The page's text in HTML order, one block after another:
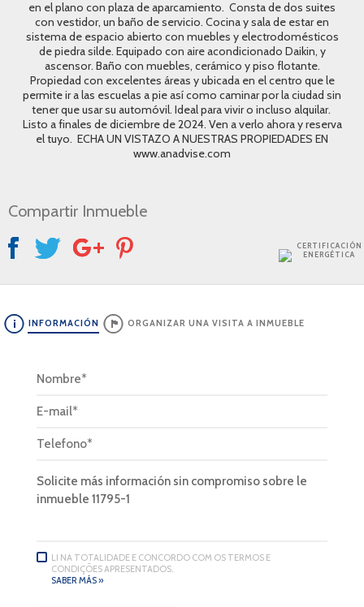
CERTIFICACIÓN
ENERGÉTICA
en el plano con plaza de aparcamiento. Consta de dos suites
con vestidor, un baño de servicio. Cocina y sala de estar en
sistema de espacio abierto con muebles y electrodomésticos
de piedra silde. Equipado con aire acondicionado Daikin, y
ascensor. Baño con muebles, cerámico y piso flotante.
Propiedad con excelentes áreas y ubicada en el centro que le
permite ir a las escuelas a pie así como caminar por la ciudad sin
tener que usar su automóvil. Ideal para vivir o incluso alquilar.
Listo a finales de diciembre de 2024. Ven a verlo ahora y reserva
el tuyo. ECHA UN VISTAZO A NUESTRAS PROPIEDADES EN
www.anadvise.com
Compartir Inmueble
INFORMACIÓN ORGANIZAR UNA VISITA A INMUEBLE
LI NA TOTALIDADE E CONCORDO COM OS TERMOS E
CONDIÇÕES APRESENTADOS.
SABER MÁS »